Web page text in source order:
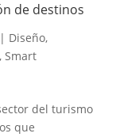
de destinos
Diseño,
, Smart
del turismo
que